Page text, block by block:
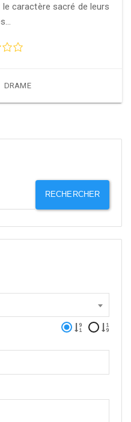
caractère sacré de leurs
DRAME
RECHERCHER